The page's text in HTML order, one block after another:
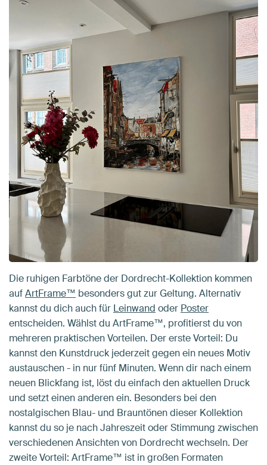
Die ruhigen Farbtöne der Dordrecht-Kollektion kommen
aufArtFrame™ besonders gut zur Geltung. Alternativ
kannst du dich auch für Leinwand oder Poster
entscheiden. Wählst du ArtFrame™, profitierst du von
mehreren praktischen Vorteilen. Der erste Vorteil: Du
kannst den Kunstdruck jederzeit gegen ein neues Motiv
austauschen - in nur fünf Minuten. Wenn dir nach einem
neuen Blickfang ist, löst du einfach den aktuellen Druck
und setzt einen anderen ein. Besonders bei den
nostalgischen Blau- und Brauntönen dieser Kollektion
kannst du so je nach Jahreszeit oder Stimmung zwischen
verschiedenen Ansichten von Dordrecht wechseln. Der
zweite Vorteil: ArtFrame™ ist in großen Formaten